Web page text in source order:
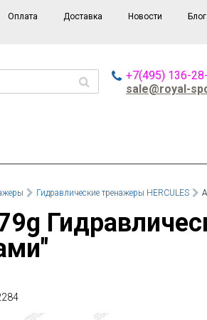
Оплата Доставка Новости Блог
+7(495) 136-
sale@royal-
Гидравлические тренажеры HERCULES